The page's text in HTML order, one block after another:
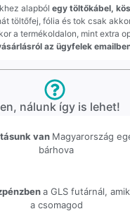
alapból egy töltőkábel,
töltőfej, fólia és tok csak
a termékoldalon, mint extra
az ügyfelek
nálunk így is lehet!
van Magyarország
bárhova
a GLS futárnál,
a csomagod